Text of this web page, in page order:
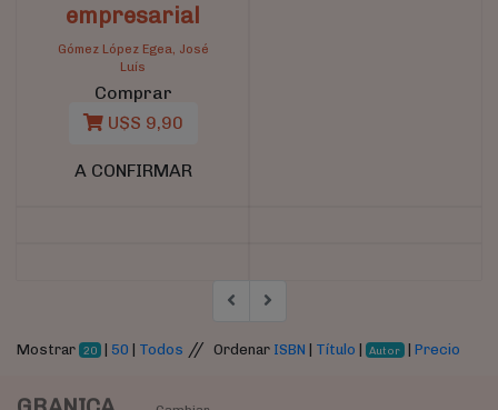
empresarial
Gómez López Egea, José
Luís
Comprar
U$S 9,90
A CONFIRMAR
Mostrar 20 | 50 | Todos // Ordenar ISBN | Título | Autor |Precio